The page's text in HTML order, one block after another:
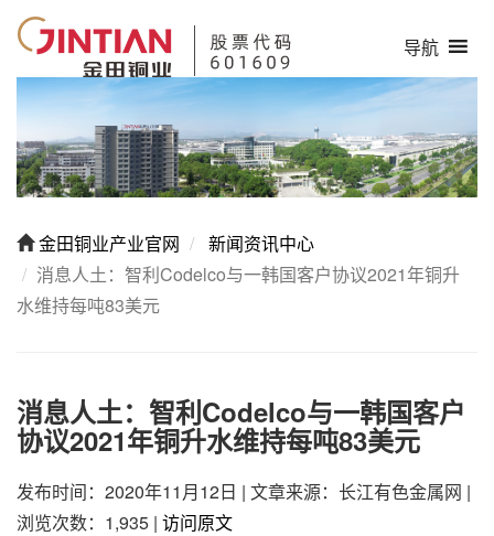
导航
金田铜业产业官网
新闻资讯中心
消息人土：智利Codelco与一韩国客户协议2021年铜升
水维持每吨83美元
消息人土：智利Codelco与一韩国客户
协议2021年铜升水维持每吨83美元
发布时间：2020年11月12日 | 文章来源：长江有色金属网 |
浏览次数：1,935 | 访问原文